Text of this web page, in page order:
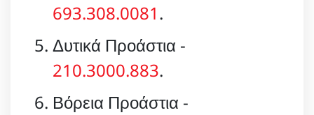
693.308.0081.
Δυτικά Προάστια -
210.3000.883.
Βόρεια Προάστια -